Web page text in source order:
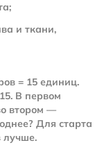
и ткани,
= 15 единиц.
В первом
втором —
Для старта
лучше.